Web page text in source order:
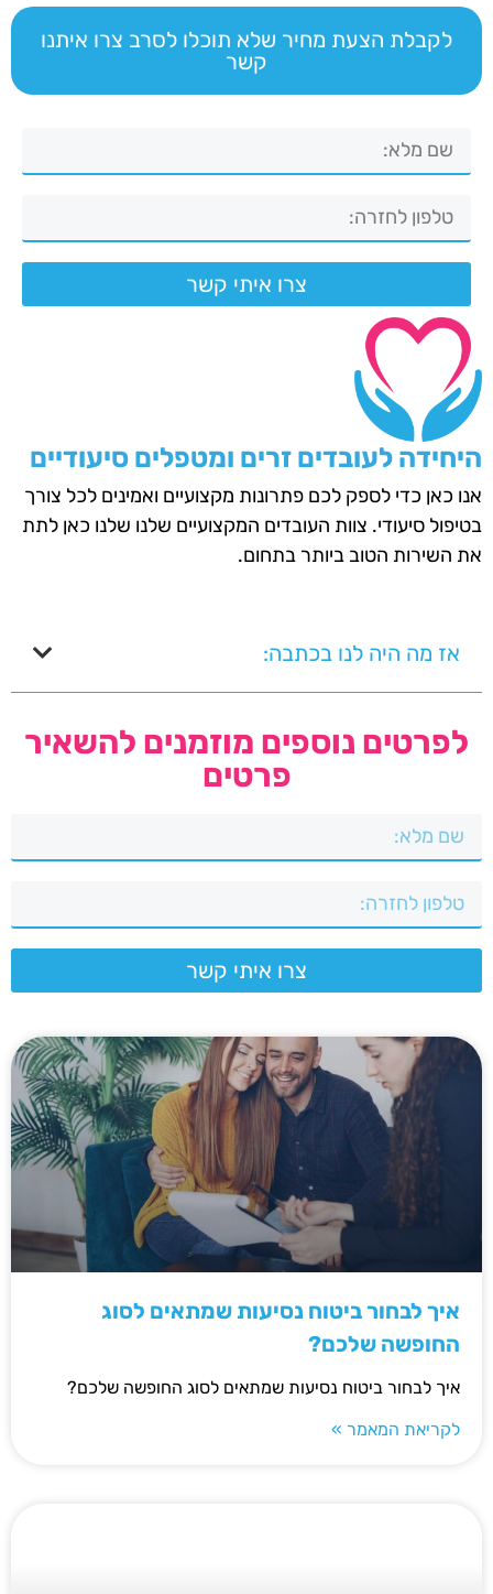
לקבלת הצעת מחיר שלא תוכלו לסרב צרו איתנו
קשר
צרו איתי קשר
היחידה לעובדים זרים ומטפלים סיעודיים
אנו כאן כדי לספק לכם פתרונות מקצועיים ואמינים לכל צורך
בטיפול סיעודי. צוות העובדים המקצועיים שלנו שלנו כאן לתת
את השירות הטוב ביותר בתחום.
אז מה היה לנו בכתבה:
לפרטים נוספים מוזמנים להשאיר
פרטים
צרו איתי קשר
איך לבחור ביטוח נסיעות שמתאים לסוג
החופשה שלכם?
איך לבחור ביטוח נסיעות שמתאים לסוג החופשה שלכם?
לקריאת המאמר »